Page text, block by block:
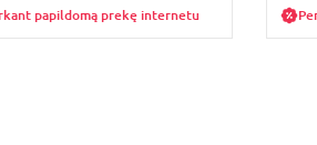
papildomą prekę internetu